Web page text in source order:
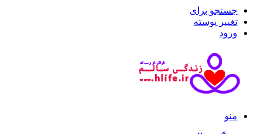
جستجو برای
تغییر پوسته
ورود
منو